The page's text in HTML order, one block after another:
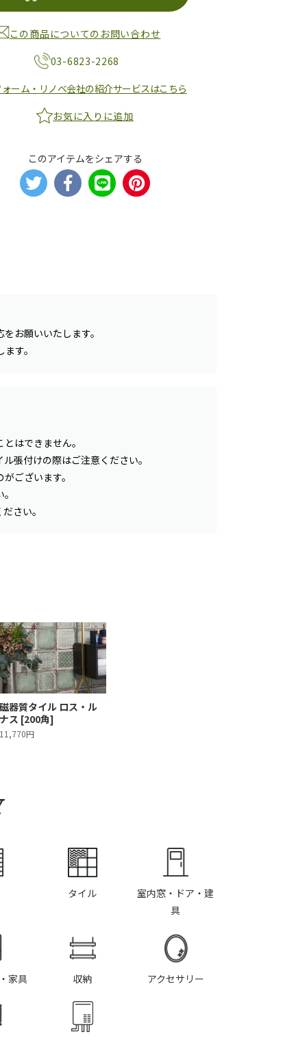
この商品についてのお問い合わせ
03-6823-2268
ォーム・リノベ会社の紹介サービスはこちら
お気に入りに追加
このアイテムをシェアする
お願いいたします。
す。
はできません。
張付けの際はご注意ください。
ございます。
さい。
磁器質タイル ロス・ル
ナス [200角]
11,770円
タイル
室内窓・ドア・建
具
家具 収納 アクセサリー